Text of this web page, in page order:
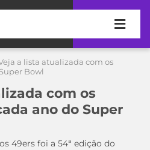
a lista atualizada com os
Bowl
com os
ano do Super
49ers foi a 54ª edição do
autor